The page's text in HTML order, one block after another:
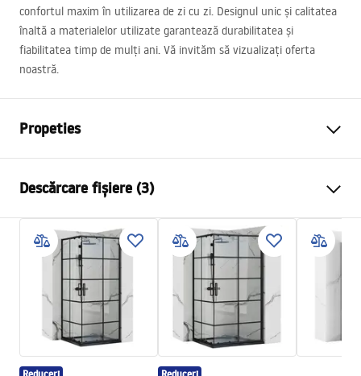
confortul maxim în utilizarea de zi cu zi. Designul unic și calitatea
înaltă a materialelor utilizate garantează durabilitatea și
fiabilitatea timp de mulți ani. Vă invităm să vizualizați oferta
noastră.
Propeties
Material
Tip baterie
Monocomandă
Metodă de montaj
Suprafaţă
Reglare înălțime
Înălțime min.
700mm
Înălțime max.
1050mm
Da, fixă
Descărcare fișiere (3)
Informații de siguranță
Safety_Information_Shower_set.pdf
Condiții de garanție
Warranty_Terms_and_Conditions_Faucets_-_5.pdf